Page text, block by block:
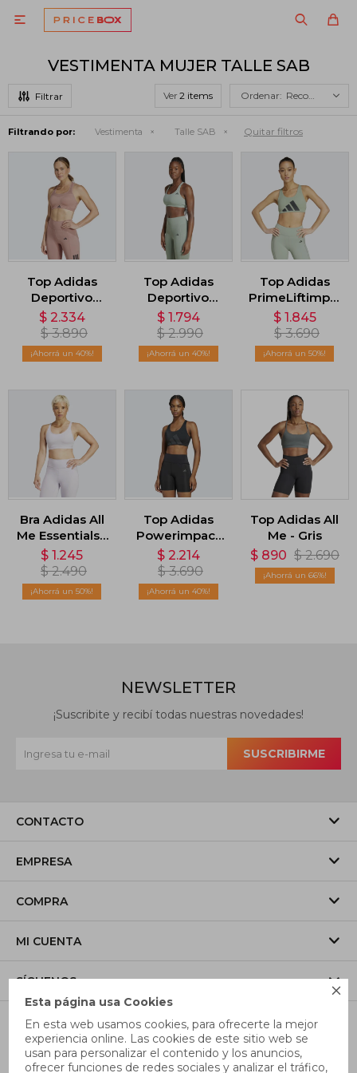

Esta página usa Cookies
En esta web usamos cookies, para ofrecerte la mejor
experiencia online. Las cookies de este sitio web se
usan para personalizar el contenido y los anuncios,
ofrecer funciones de redes sociales y analizar el tráfico,

VESTIMENTA MUJER TALLE SAB
Ver Recomendados
Filtrando por: Vestimenta Talle SAB Quitar filtros
Top Adidas
Deportivo
TLRD Impact -
Warm Clay
$ 2.334
$ 3.890
40
Top Adidas
Deportivo
Powerimpact
RIB - Verde
$ 1.794
$ 2.990
40
Top Adidas
PrimeLiftimpact
Hiit - Verde
$ 1.845
$ 3.690
50
Bra Adidas All
Me Essentials -
Gris
$ 1.245
$ 2.490
50
Top Adidas
Powerimpact
Soporte Medio
- Negro
$ 2.214
$ 3.690
40
Top Adidas All
Me - Gris
$ 890 $ 2.690
66
CONTACTO
EMPRESA
COMPRA
MI CUENTA
SÍGUENOS
NEWSLETTER
¡Suscribite y recibí todas nuestras novedades!
SUSCRIBIRME